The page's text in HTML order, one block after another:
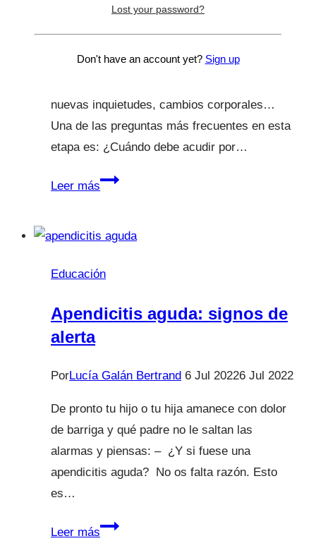
Lucía Galán Bertrand 26 Feb 2026
De un día para otro, la niña que teníamos en
nuevas inquietudes, cambios corporales…
Una de las preguntas más frecuentes en esta
etapa es: ¿Cuándo debe acudir por…
Leer más¿Cuándo
adolescente
ginecólogo?
Educación
Apendicitis aguda: signos de
alerta
PorLucía Galán Bertrand 6 Jul 20226 Jul 2022
De pronto tu hijo o tu hija amanece con dolor
de barriga y qué padre no le saltan las
alarmas y piensas: – ¿Y si fuese una
apendicitis aguda? No os falta razón. Esto
es…
Leer másApendicitis
Lost your password?
Don't have an account yet? Sign up